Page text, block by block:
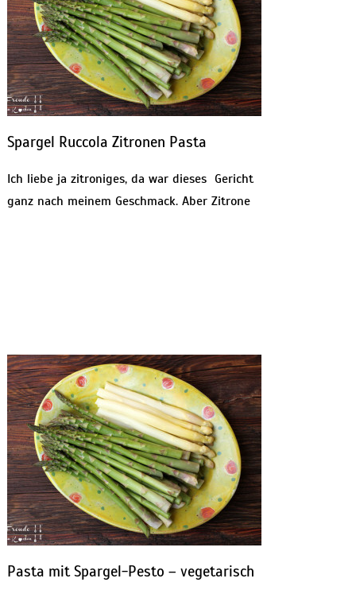
Spargel Ruccola Zitronen Pasta
Ich liebe ja zitroniges, da war dieses Gericht
ganz nach meinem Geschmack. Aber Zitrone
Pasta mit Spargel-Pesto – vegetarisch